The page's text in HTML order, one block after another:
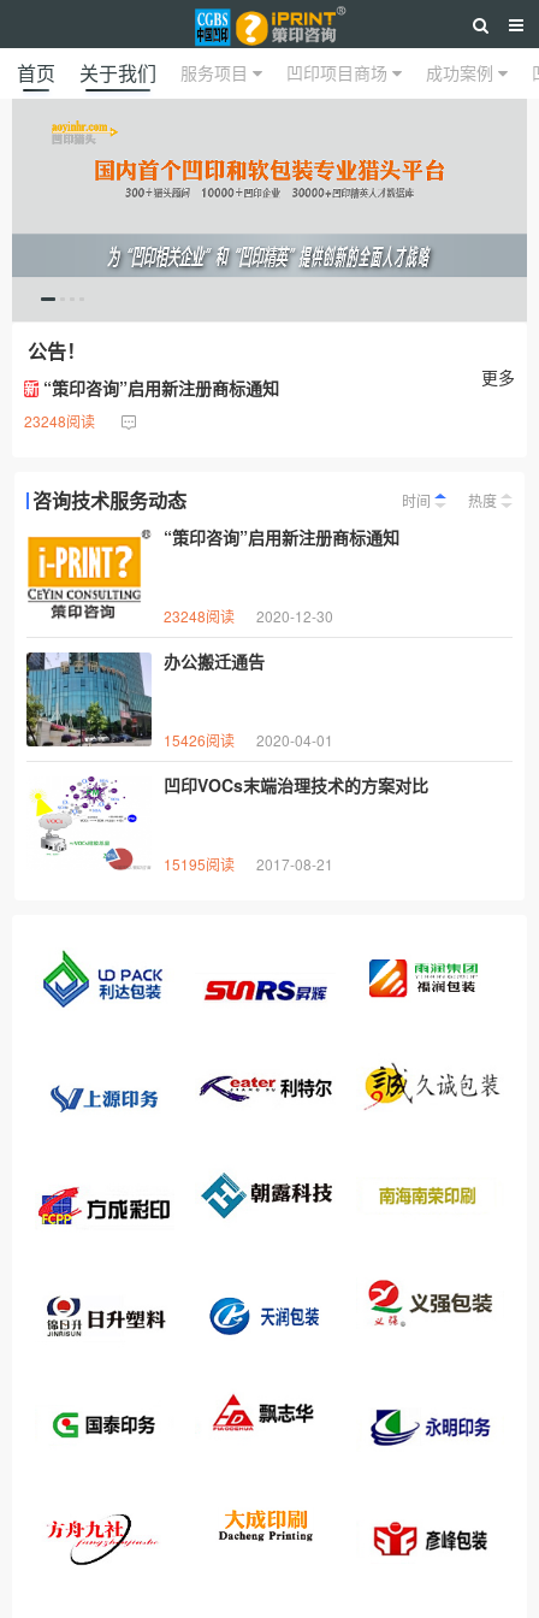
首页 关于我们 服务项目 凹印项目商场 成功案例
公告！
更多
新 “策印咨询”启用新注册商标通知
23248阅读
咨询技术服务动态 时间 热度
“策印咨询”启用新注册商标通知
23248阅读 2020-12-30
办公搬迁通告
15426阅读 2020-04-01
凹印VOCs末端治理技术的方案对比
15195阅读 2017-08-21